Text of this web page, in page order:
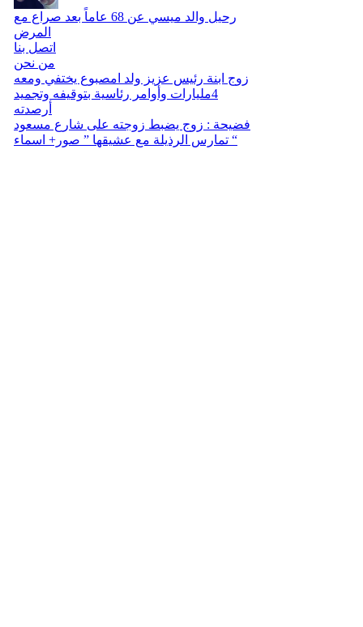
رحيل والد ميسي عن 68 عاماً بعد صراع مع
المرض
اتصل بنا
من نحن
زوج ابنة رئيس عزيز ولد امصبوع يختفي ومعه
4مليارات وأوامر رئاسية بتوقيفه وتجميد
أرصدته
فضيحة : زوج يضبط زوجته على شارع مسعود
تمارس الرذيلة مع عشيقها ” صور+ اسماء “